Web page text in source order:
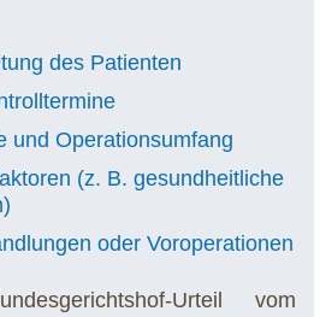
des Patienten
und Operationsumfang
(z. B. gesundheitliche
oder Voroperationen
Urteil vom